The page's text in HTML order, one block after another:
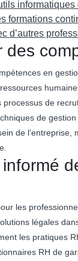
formations
d’autres
des
en
processus de
de
de
les
légales
les pratiques
RH de